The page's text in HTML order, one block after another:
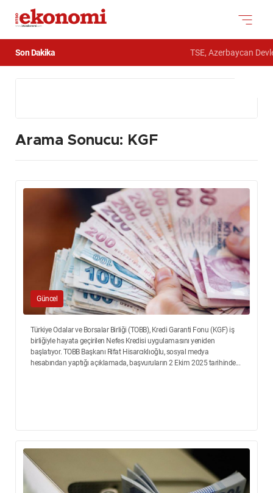
Son Dakika TSE, Azerbaycan
Arama Sonucu: KGF
Güncel
Türkiye Odalar ve Borsalar Birliği (TOBB), Kredi Garanti Fonu (KGF) iş
birliğiyle hayata geçirilen Nefes Kredisi uygulamasını yeniden
başlatıyor. TOBB Başkanı Rifat Hisarcıklıoğlu, sosyal medya
hesabından yaptığı açıklamada, başvuruların 2 Ekim 2025 tarihinde...